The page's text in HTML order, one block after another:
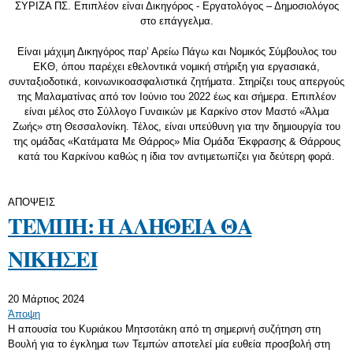
ΣΥΡΙΖΑ ΠΣ. Επιπλέον είναι Δικηγόρος - Εργατολόγος – Δημοσιολόγος
στο επάγγελμα.
Είναι μάχιμη Δικηγόρος παρ’ Αρείω Πάγω και Νομικός Σύμβουλος του
ΕΚΘ, όπου παρέχει εθελοντικά νομική στήριξη για εργασιακά,
συνταξιοδοτικά, κοινωνικοασφαλιστικά ζητήματα. Στηρίζει τους απεργούς
της Μαλαματίνας από τον Ιούνιο του 2022 έως και σήμερα. Επιπλέον
είναι μέλος στο Σύλλογο Γυναικών με Καρκίνο στον Μαστό «Άλμα
Ζωής» στη Θεσσαλονίκη. Τέλος, είναι υπεύθυνη για την δημιουργία του
της ομάδας «Κατάματα Με Θάρρος» Μία Ομάδα Έκφρασης & Θάρρους
κατά του Καρκίνου καθώς η ίδια τον αντιμετωπίζει για δεύτερη φορά.
ΑΠΟΨΕΙΣ
ΤΕΜΠΗ: Η ΑΛΗΘΕΙΑ ΘΑ
ΝΙΚΗΣΕΙ
20 Μάρτιος 2024
Άποψη
Η απουσία του Κυριάκου Μητσοτάκη από τη σημερινή συζήτηση στη
Βουλή για το έγκλημα των Τεμπών αποτελεί μία ευθεία προσβολή στη